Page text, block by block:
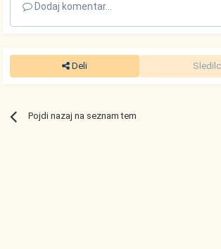
Dodaj komentar...
Deli
Pojdi nazaj na seznam tem